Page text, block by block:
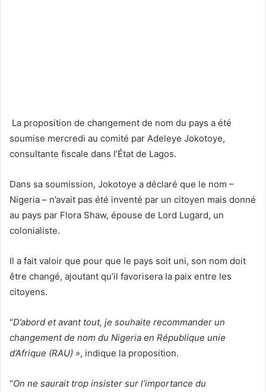
La proposition de changement de nom du pays a été
soumise mercredi au comité par Adeleye Jokotoye,
consultante fiscale dans l’État de Lagos.
Dans sa soumission, Jokotoye a déclaré que le nom –
Nigeria – n’avait pas été inventé par un citoyen mais donné
au pays par Flora Shaw, épouse de Lord Lugard, un
colonialiste.
Il a fait valoir que pour que le pays soit uni, son nom doit
être changé, ajoutant qu’il favorisera la paix entre les
citoyens.
“D’abord et avant tout, je souhaite recommander un
changement de nom du Nigeria en République unie
d’Afrique (RAU) », indique la proposition.
“On ne saurait trop insister sur l’importance du